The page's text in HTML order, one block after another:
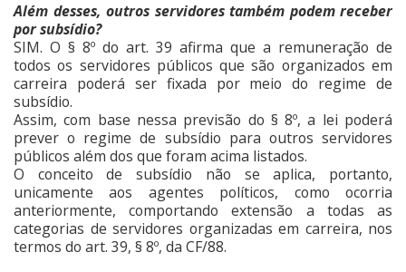
Além desses, outros servidores também podem receber
por subsídio?
SIM. O § 8º do art. 39 afirma que a remuneração de
todos os servidores públicos que são organizados em
carreira poderá ser fixada por meio do regime de
subsídio.
Assim, com base nessa previsão do § 8º, a lei poderá
prever o regime de subsídio para outros servidores
públicos além dos que foram acima listados.
O conceito de subsídio não se aplica, portanto,
unicamente aos agentes políticos, como ocorria
anteriormente, comportando extensão a todas as
categorias de servidores organizadas em carreira, nos
termos do art. 39, § 8º, da CF/88.